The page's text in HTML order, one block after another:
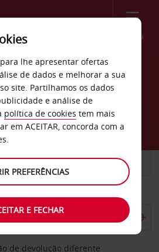
Menu
COMERCIAIS
de devolução diferente
lhe apresentar ofertas
de dados e melhorar a sua
site. Partilhamos os dados
e análise de
política de cookies tem mais
em ACEITAR, concorda com a
PREFERÊNCIAS
E FECHAR